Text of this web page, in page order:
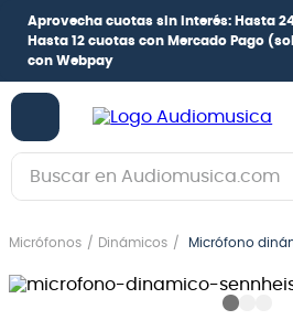
Aprovecha cuotas sin interés: Hasta
Hasta 12 cuotas con Mercado Pago
con Webpay
Buscar en Audiomusica.com
Micrófonos Dinámicos Micrófono
2 .
bajo